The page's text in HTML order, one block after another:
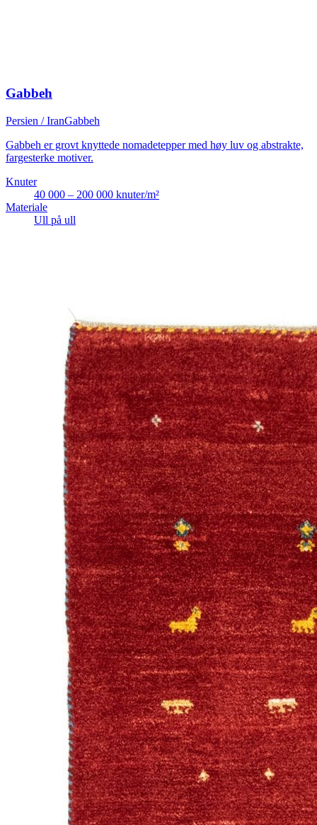
Gabbeh
Persien / IranGabbeh
Gabbeh er grovt knyttede nomadetepper med høy luv og abstrakte,
fargesterke motiver.
Knuter
40 000 – 200 000 knuter/m²
Materiale
Ull på ull